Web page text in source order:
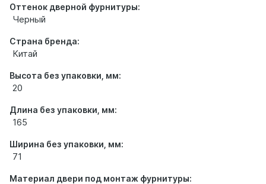
Оттенок дверной фурнитуры:
Черный
Страна бренда:
Китай
Высота без упаковки, мм:
20
Длина без упаковки, мм:
165
Ширина без упаковки, мм:
71
Материал двери под монтаж фурнитуры: